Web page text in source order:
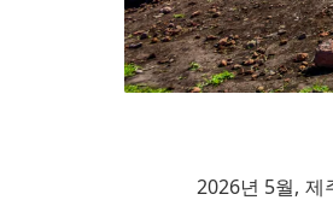
2026년 5월, 제